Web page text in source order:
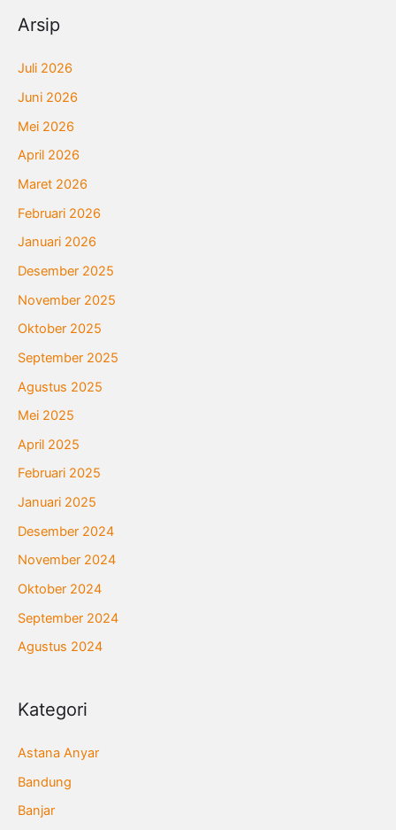
Arsip
Juli 2026
Juni 2026
Mei 2026
April 2026
Maret 2026
Februari 2026
Januari 2026
Desember 2025
November 2025
Oktober 2025
September 2025
Agustus 2025
Mei 2025
April 2025
Februari 2025
Januari 2025
Desember 2024
November 2024
Oktober 2024
September 2024
Agustus 2024
Kategori
Astana Anyar
Bandung
Banjar